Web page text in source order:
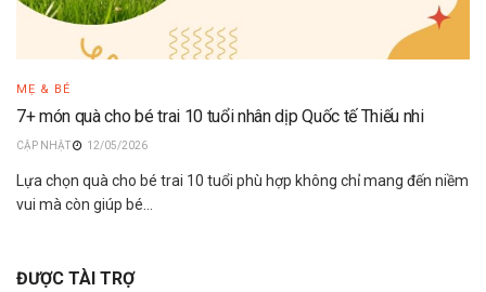
MẸ & BÉ
7+ món quà cho bé trai 10 tuổi nhân dịp Quốc tế Thiếu nhi
12/05/2026
Lựa chọn quà cho bé trai 10 tuổi phù hợp không chỉ mang đến niềm
vui mà còn giúp bé...
ĐƯỢC TÀI TRỢ